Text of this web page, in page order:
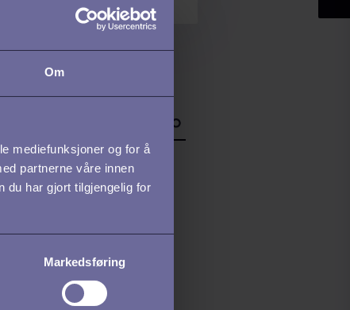
Om
mediefunksjoner og for å
partnerne våre innen
du har gjort tilgjengelig for
Markedsføring